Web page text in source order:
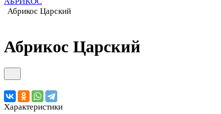
Абрикос Царский
Абрикос Царский
Характеристики